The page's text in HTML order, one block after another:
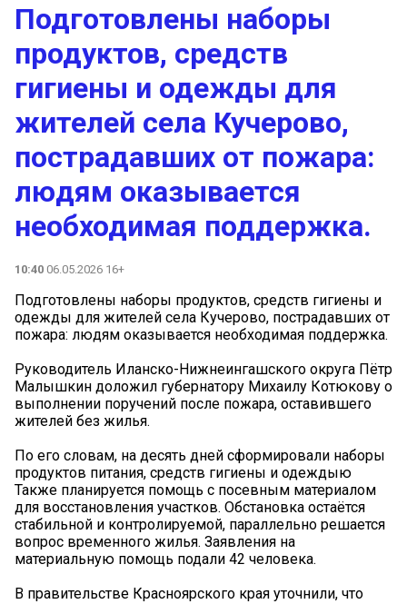
Подготовлены наборы
продуктов, средств
гигиены и одежды для
жителей села Кучерово,
пострадавших от пожара:
людям оказывается
необходимая поддержка.
10:40 06.05.2026 16+
Подготовлены наборы продуктов, средств гигиены и
одежды для жителей села Кучерово, пострадавших от
пожара: людям оказывается необходимая поддержка.
Руководитель Иланско-Нижнеингашского округа Пётр
Малышкин доложил губернатору Михаилу Котюкову о
выполнении поручений после пожара, оставившего
жителей без жилья.
По его словам, на десять дней сформировали наборы
продуктов питания, средств гигиены и одеждыю
Также планируется помощь с посевным материалом
для восстановления участков. Обстановка остаётся
стабильной и контролируемой, параллельно решается
вопрос временного жилья. Заявления на
материальную помощь подали 42 человека.
В правительстве Красноярского края уточнили, что